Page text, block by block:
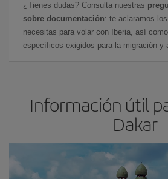
¿Tienes dudas? Consulta nuestras
sobre documentación: te aclaramos
necesitas para volar con Iberia, así
específicos exigidos para la migración y
Información útil
Dakar